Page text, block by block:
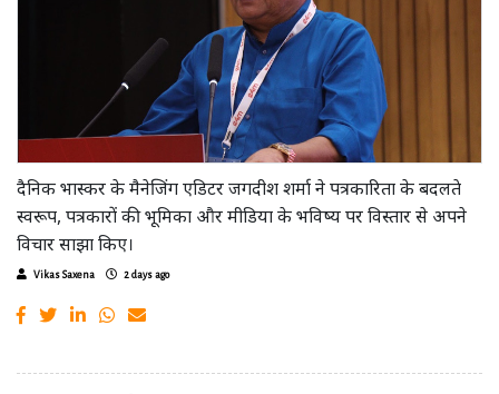
दैनिक भास्कर के मैनेजिंग एडिटर जगदीश शर्मा ने पत्रकारिता के बदलते
स्वरूप, पत्रकारों की भूमिका और मीडिया के भविष्य पर विस्तार से अपने
विचार साझा किए।
Vikas Saxena 2 days ago